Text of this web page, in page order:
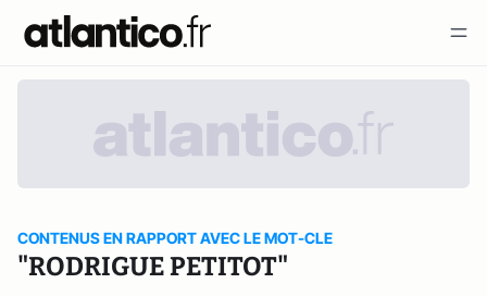
CONTENUS EN RAPPORT AVEC LE MOT-CLE
"RODRIGUE PETITOT"